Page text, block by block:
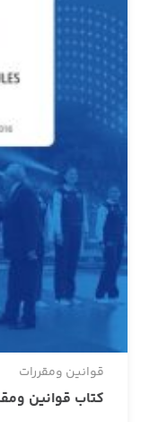
قوانین ومقررات
کتاب قوانین